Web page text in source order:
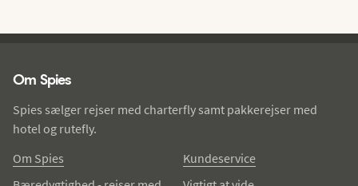
Om Spies
Spies sælger rejser med charterfly samt pakkerejser med
hotel og rutefly.
Om Spies
Kundeservice